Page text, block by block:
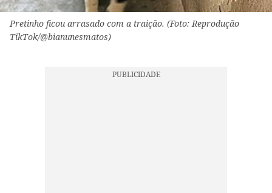
Pretinho ficou arrasado com a traição. (Foto: Reprodução
TikTok/@bianunesmatos)